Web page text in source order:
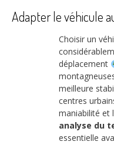
Adapter le véhicule
Choisir un
déplacement
meilleure
centres
maniabilité et
analyse du
essentielle